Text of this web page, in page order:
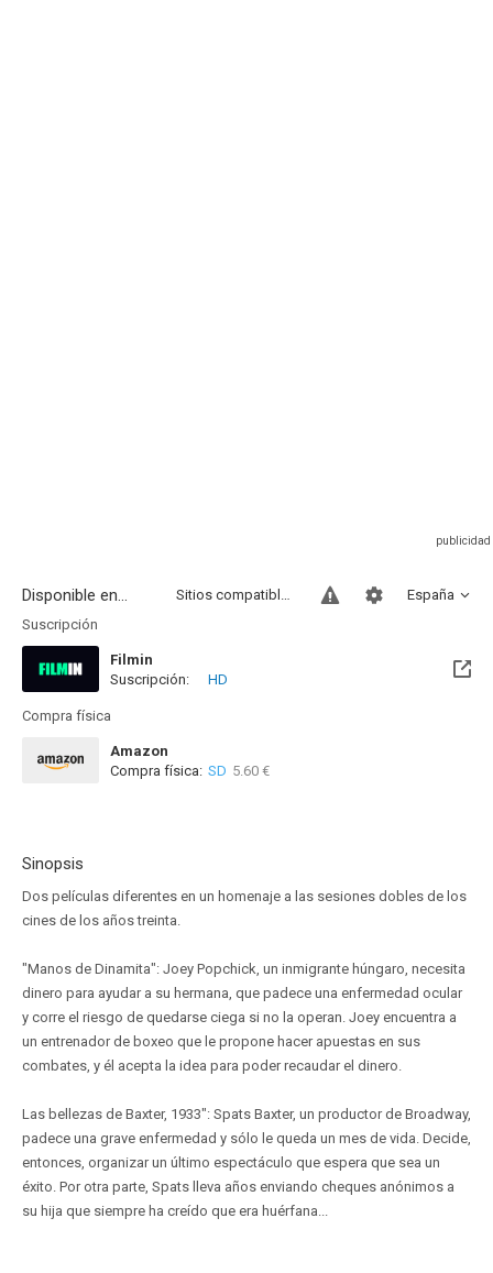
Disponible en... España
Sitios compatibles
Suscripción
Filmin
Disponible hasta el Mié, 31 Dic 2031 (Quedan 5 años)
Suscripción: HD
Compra física
Amazon
Compra física: SD 5.60 €
Sinopsis
Dos películas diferentes en un homenaje a las sesiones dobles de los
cines de los años treinta.
"Manos de Dinamita": Joey Popchick, un inmigrante húngaro, necesita
dinero para ayudar a su hermana, que padece una enfermedad ocular
y corre el riesgo de quedarse ciega si no la operan. Joey encuentra a
un entrenador de boxeo que le propone hacer apuestas en sus
combates, y él acepta la idea para poder recaudar el dinero.
Las bellezas de Baxter, 1933": Spats Baxter, un productor de Broadway,
padece una grave enfermedad y sólo le queda un mes de vida. Decide,
entonces, organizar un último espectáculo que espera que sea un
éxito. Por otra parte, Spats lleva años enviando cheques anónimos a
su hija que siempre ha creído que era huérfana...